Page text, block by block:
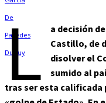
L
a decisión
Castillo, de
disolver el
sumido al
tras ser esta